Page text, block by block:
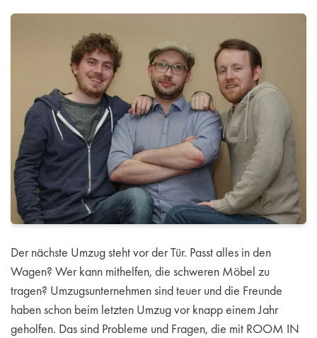
Der nächste Umzug steht vor der Tür. Passt alles in den
Wagen? Wer kann mithelfen, die schweren Möbel zu
tragen? Umzugsunternehmen sind teuer und die Freunde
haben schon beim letzten Umzug vor knapp einem Jahr
geholfen. Das sind Probleme und Fragen, die mit ROOM IN